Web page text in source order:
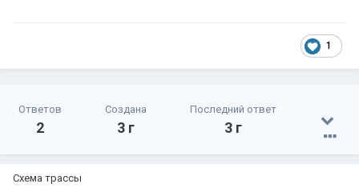
1
Ответов
2
Создана
3 г
Последний ответ
3 г
Схема трассы